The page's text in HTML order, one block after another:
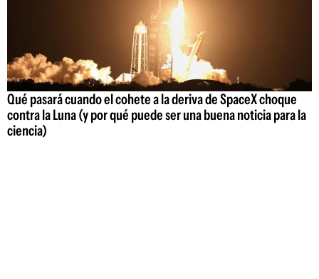
Qué pasará cuando el cohete a la deriva de SpaceX choque
contra la Luna (y por qué puede ser una buena noticia para la
ciencia)